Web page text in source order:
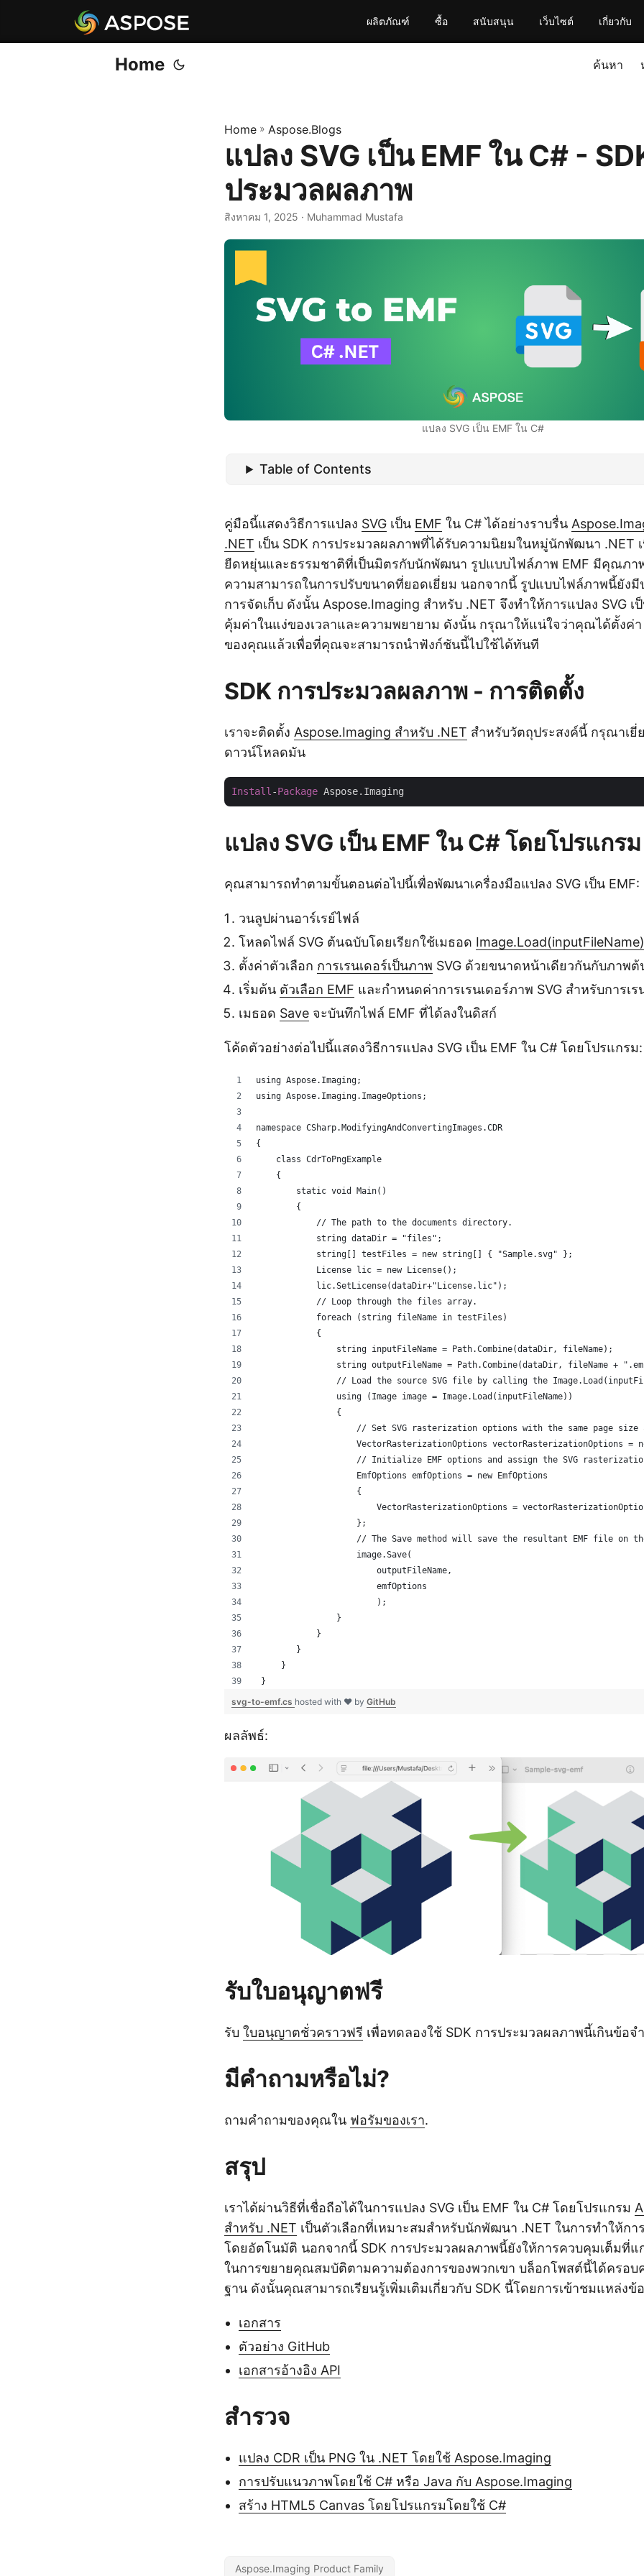
ผลิตภัณฑ์ ซื้อ สนับสนุน เว็บไซต์ เกี่ยวกับ
Home ค้นหา
Home » Aspose.Blogs
แปลง SVG เป็น EMF ใน C# -
ประมวลผลภาพ
สิงหาคม 1, 2025 · Muhammad Mustafa
แปลง SVG เป็น EMF ใน C#
Table of Contents
คู่มือนี้แสดงวิธีการแปลง SVG เป็น EMF ใน C# ได้อย่างราบรื่น
.NET เป็น SDK การประมวลผลภาพที่ได้รับความนิยมในหมู่นักพัฒนา .NET
ยืดหยุ่นและธรรมชาติที่เป็นมิตรกับนักพัฒนา รูปแบบไฟล์ภาพ EMF มีคุณภา
ความสามารถในการปรับขนาดที่ยอดเยี่ยม นอกจากนี้ รูปแบบไฟล์ภาพนี้ยัง
การจัดเก็บ ดังนั้น Aspose.Imaging สำหรับ .NET จึงทำให้การแปลง SVG เ
คุ้มค่าในแง่ของเวลาและความพยายาม ดังนั้น กรุณาให้แน่ใจว่าคุณได้ตั้งค่า
ของคุณแล้วเพื่อที่คุณจะสามารถนำฟังก์ชันนี้ไปใช้ได้ทันที
SDK การประมวลผลภาพ - การติดตั้ง
เราจะติดตั้ง Aspose.Imaging สำหรับ .NET สำหรับวัตถุประสงค์นี้ กรุณาเยี่
ดาวน์โหลดมัน
Install-Package
แปลง SVG เป็น EMF ใน C# โดยโปรแกรม
คุณสามารถทำตามขั้นตอนต่อไปนี้เพื่อพัฒนาเครื่องมือแปลง SVG เป็น EMF:
วนลูปผ่านอาร์เรย์ไฟล์
โหลดไฟล์ SVG ต้นฉบับโดยเรียกใช้เมธอด Image.Load(inputFileName)
ตั้งค่าตัวเลือก การเรนเดอร์เป็นภาพ SVG ด้วยขนาดหน้าเดียวกันกับภาพ
เริ่มต้น ตัวเลือก EMF และกำหนดค่าการเรนเดอร์ภาพ SVG สำหรับการเร
เมธอด Save จะบันทึกไฟล์ EMF ที่ได้ลงในดิสก์
โค้ดตัวอย่างต่อไปนี้แสดงวิธีการแปลง SVG เป็น EMF ใน C# โดยโปรแกรม:
using Aspose.Imaging;
using Aspose.Imaging.ImageOptions;
namespace CSharp.ModifyingAndConvertingImages.CDR
{
    class CdrToPngExample
    {
        static void Main()
        {
            // The path to the documents directory.
            string dataDir = "files";
            string[] testFiles = new string[] { "Sample.svg" };
            License lic = new License();
            lic.SetLicense(dataDir+"License.lic");
            // Loop through the files array.
            foreach (string fileName in testFiles)
            {
                string inputFileName = Path.Combine(dataDir, fileName);
string outputFileName = Path.Combine(dataDir, fileName +
// Load the source SVG file by calling the
                using (Image image = Image.Load(inputFileName))
                {
// Set SVG rasterization options with the same page size
VectorRasterizationOptions vectorRasterizationOptions =
// Initialize EMF options and assign the SVG
                    EmfOptions emfOptions = new EmfOptions
                    {
VectorRasterizationOptions =
                    };
// The Save method will save the resultant EMF file on
                    image.Save(
                        outputFileName,
                        emfOptions
                        );
                }
            }
        }
     }
}
svg-to-emf.cs hosted with ❤ by GitHub
ผลลัพธ์:
รับใบอนุญาตฟรี
รับ ใบอนุญาตชั่วคราวฟรี เพื่อทดลองใช้ SDK การประมวลผลภาพนี้เกินข้อจ
มีคำถามหรือไม่?
ถามคำถามของคุณใน ฟอรัมของเรา.
สรุป
เราได้ผ่านวิธีที่เชื่อถือได้ในการแปลง SVG เป็น EMF ใน C# โดยโปรแกรม
สำหรับ .NET เป็นตัวเลือกที่เหมาะสมสำหรับนักพัฒนา .NET ในการทำให้กา
โดยอัตโนมัติ นอกจากนี้ SDK การประมวลผลภาพนี้ยังให้การควบคุมเต็มที่แ
ในการขยายคุณสมบัติตามความต้องการของพวกเขา บล็อกโพสต์นี้ได้ครอ
ฐาน ดังนั้นคุณสามารถเรียนรู้เพิ่มเติมเกี่ยวกับ SDK นี้โดยการเข้าชมแหล่งข้
เอกสาร
ตัวอย่าง GitHub
เอกสารอ้างอิง API
สำรวจ
แปลง CDR เป็น PNG ใน .NET โดยใช้ Aspose.Imaging
การปรับแนวภาพโดยใช้ C# หรือ Java กับ Aspose.Imaging
สร้าง HTML5 Canvas โดยโปรแกรมโดยใช้ C#
Aspose.Imaging Product Family